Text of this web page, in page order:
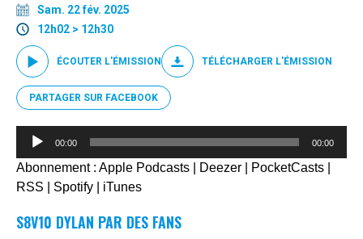
Sam. 22 fév. 2025
12h02 > 12h30
ÉCOUTER L'ÉMISSION TÉLÉCHARGER L'ÉMISSION
PARTAGER SUR FACEBOOK
Lecteur
00:00 00:00
Abonnement : Apple Podcasts Deezer PocketCasts
RSS
Spotify iTunes
S8V10 DYLAN PAR DES FANS